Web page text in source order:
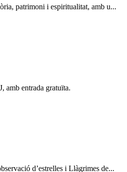
patrimoni i espiritualitat, amb u...
amb entrada gratuïta.
d’estrelles i Llàgrimes de...